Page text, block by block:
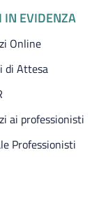
IN EVIDENZA
Online
di Attesa
ai professionisti
Professionisti